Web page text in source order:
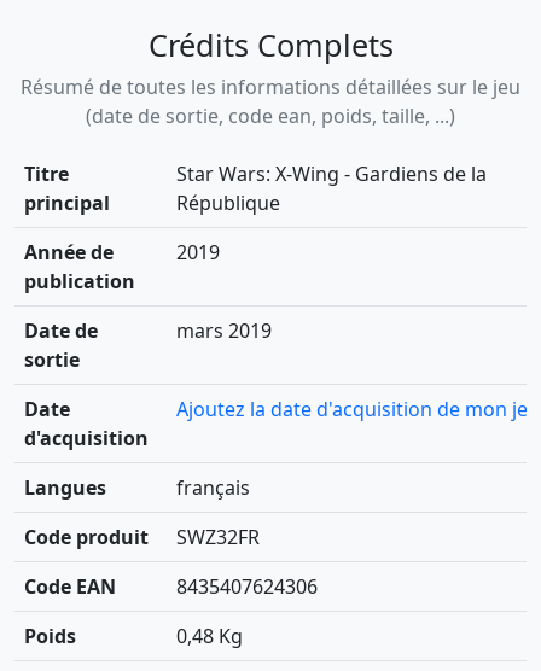
Crédits Complets
Résumé de toutes les informations détaillées sur le jeu
(date de sortie, code ean, poids, taille, ...)
Titre
principal
Star Wars: X-Wing - Gardiens de la
République
Année de
publication
2019
Date de
sortie
mars 2019
Date
d'acquisition
Ajoutez la date d'acquisition de mon jeu
Langues
français
Code produit
SWZ32FR
Code EAN
8435407624306
Poids
0,48 Kg